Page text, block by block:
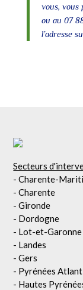
vous, vous
ou au 07
l’adresse
Secteurs
- Charente-
- Charente
- Gironde
- Dordogne
- Lot-et-Garonne
- Landes
- Gers
- Pyrénées
- Hautes